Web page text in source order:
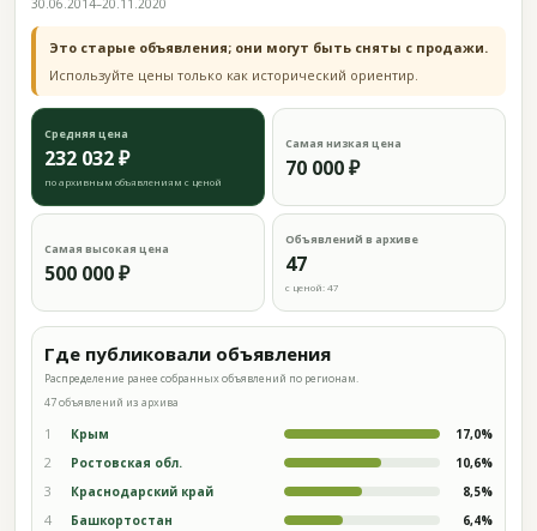
30.06.2014–20.11.2020
Это старые объявления; они могут быть сняты с продажи.
Используйте цены только как исторический ориентир.
Средняя цена
232 032 ₽
по архивным объявлениям с ценой
Самая низкая цена
70 000 ₽
Самая высокая цена
500 000 ₽
Объявлений в архиве
47
с ценой: 47
Где публиковали объявления
Распределение ранее собранных объявлений по регионам.
47 объявлений из архива
1 Крым 17,0%
2 Ростовская обл. 10,6%
3 Краснодарский край 8,5%
4 Башкортостан 6,4%